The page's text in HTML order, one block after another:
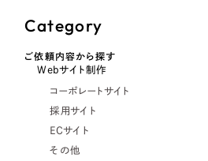
Category
ご依頼内容から探す
Webサイト制作
コーポレートサイト
採用サイト
ECサイト
その他